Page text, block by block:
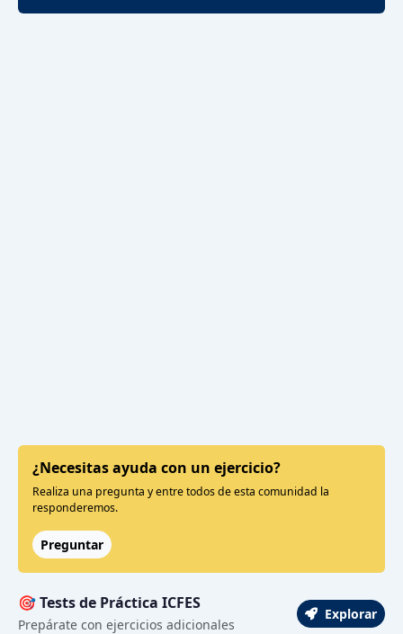
¿Necesitas ayuda con un ejercicio?
Realiza una pregunta y entre todos de esta comunidad la
responderemos.
Preguntar
🎯 Tests de Práctica ICFES
Prepárate con ejercicios adicionales
Explorar